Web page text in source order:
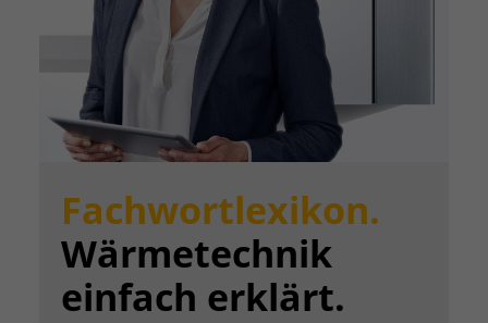
Fachwortlexikon.
Wärmetechnik
einfach erklärt.